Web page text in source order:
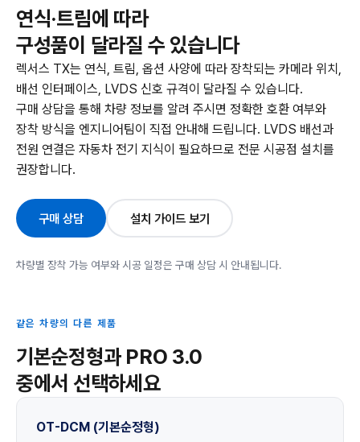
연식·트림에 따라
구성품이 달라질 수 있습니다
렉서스 TX는 연식, 트림, 옵션 사양에 따라 장착되는 카메라 위치,
배선 인터페이스, LVDS 신호 규격이 달라질 수 있습니다.
구매 상담을 통해 차량 정보를 알려 주시면 정확한 호환 여부와
장착 방식을 엔지니어팀이 직접 안내해 드립니다. LVDS 배선과
전원 연결은 자동차 전기 지식이 필요하므로 전문 시공점 설치를
권장합니다.
구매 상담 설치 가이드 보기
차량별 장착 가능 여부와 시공 일정은 구매 상담 시 안내됩니다.
같은 차량의 다른 제품
기본순정형과 PRO 3.0
중에서 선택하세요
OT-DCM (기본순정형)